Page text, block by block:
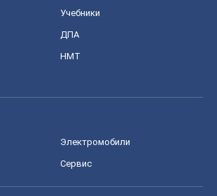
Учебники
ДПА
НМТ
Электромобили
Сервис